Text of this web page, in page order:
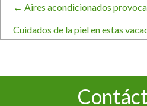
← Aires acondicionados
Cuidados de la piel en estas